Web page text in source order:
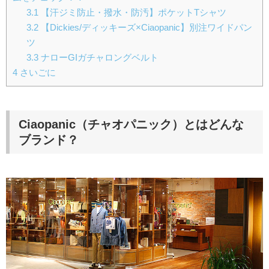
3.1
【汗ジミ防止・撥水・防汚】ポケットTシャツ
3.2【Dickies/ディッキーズ×Ciaopanic】別注ワイドパン
ツ
3.3ナローGIガチャロングベルト
4 さいごに
Ciaopanic（チャオパニック）とはどんな
ブランド？